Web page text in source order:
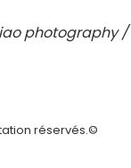
photography /
réservés.©